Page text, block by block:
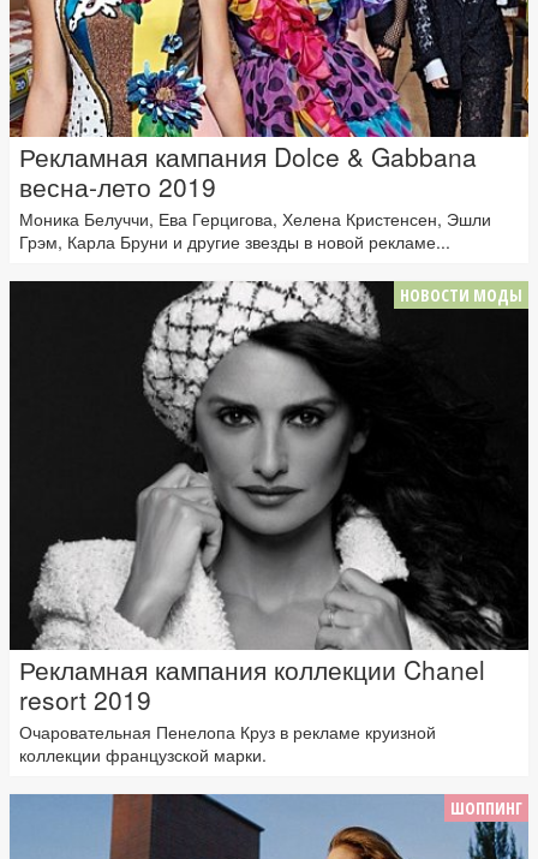
Рекламная кампания Dolce & Gabbana
весна-лето 2019
Моника Белуччи, Ева Герцигова, Хелена Кристенсен, Эшли
Грэм, Карла Бруни и другие звезды в новой рекламе...
НОВОСТИ МОДЫ
Рекламная кампания коллекции Chanel
resort 2019
Очаровательная Пенелопа Круз в рекламе круизной
коллекции французской марки.
ШОППИНГ